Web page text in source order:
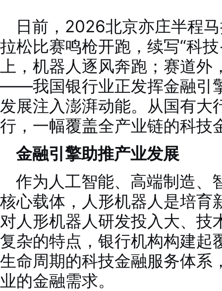
日前，2026北京亦庄半程
拉松比赛鸣枪开跑，续写“科
上，机器人逐风奔跑；赛道外
——我国银行业正发挥金融引
发展注入澎湃动能。从国有大
行，一幅覆盖全产业链的科技
金融引擎助推产业发展
作为人工智能、高端制造、
核心载体，人形机器人是培育
对人形机器人研发投入大、技
复杂的特点，银行机构构建起
生命周期的科技金融服务体系
业的金融需求。